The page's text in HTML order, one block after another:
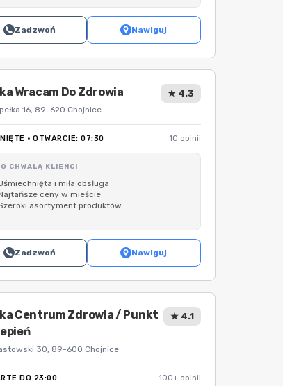
Zadzwoń Nawiguj
Wracam Do Zdrowia
16, 89-620 Chojnice
★ 4.3
· OTWARCIE: 07:30 10 opinii
CHWALĄ KLIENCI
i miła obsługa
ceny w mieście
asortyment produktów
Zadzwoń Nawiguj
Centrum Zdrowia / Punkt
30, 89-600 Chojnice
★ 4.1
DO 23:00 100+ opinii